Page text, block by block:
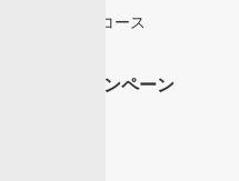
超割コース
キャンペーン